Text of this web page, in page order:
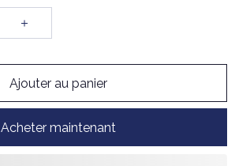
Ajouter au panier
Acheter maintenant